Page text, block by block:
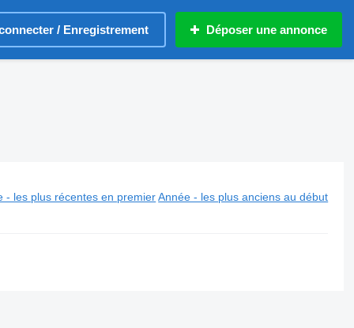
/ Enregistrement Déposer une annonce
- les plus récentes en premier Année - les plus anciens au début